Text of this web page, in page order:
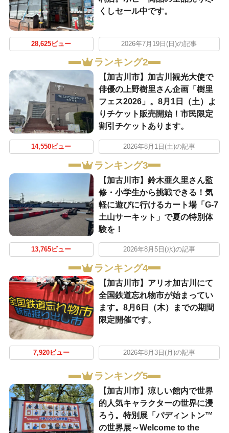
くしセール中です。
28,625ビュー 2026年7月19日(日)の記事
ランキング2
【加古川市】加古川観光大使で
俳優の上野樹里さん企画「樹里
フェス2026」。8月1日（土）よ
りチケット販売開始！市民限定
割引チケットあります。
14,550ビュー 2026年8月1日(土)の記事
ランキング3
【加古川市】鈴木亜久里さん監
修・小学生から挑戦できる！気
軽に遊びに行けるカート場「G-7
土山サーキット」で夏の特別体
験を！
13,765ビュー 2026年8月5日(水)の記事
ランキング4
【加古川市】アリオ加古川にて
全国鉄道忘れ物市が始まってい
ます。8月6日（木）までの期間
限定開催です。
7,920ビュー 2026年8月3日(月)の記事
ランキング5
【加古川市】涼しい館内で世界
的人気キャラクターの世界に浸
ろう。特別展「パディントン™
の世界展～Welcome to the